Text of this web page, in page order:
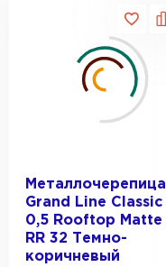
Металлочерепица
Grand Line Classic
0,5 Rooftop Matte
RR 32 Темно-
коричневый